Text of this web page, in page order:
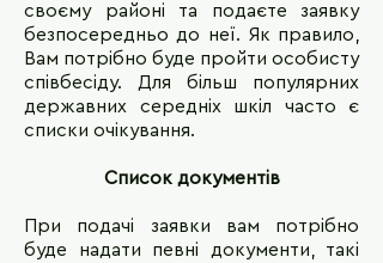
своєму районі та подаєте заявку
безпосередньо до неї. Як правило,
Вам потрібно буде пройти особисту
співбесіду. Для більш популярних
державних середніх шкіл часто є
списки очікування.
Список документів
При подачі заявки вам потрібно
буде надати певні документи, такі